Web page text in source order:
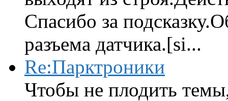
Спасибо за
разъема датчика.[si...
Re:Парктроники
Чтобы не плодить